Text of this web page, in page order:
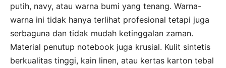
putih, navy, atau warna bumi yang tenang. Warna-
warna ini tidak hanya terlihat profesional tetapi juga
serbaguna dan tidak mudah ketinggalan zaman.
Material penutup notebook juga krusial. Kulit sintetis
berkualitas tinggi, kain linen, atau kertas karton tebal